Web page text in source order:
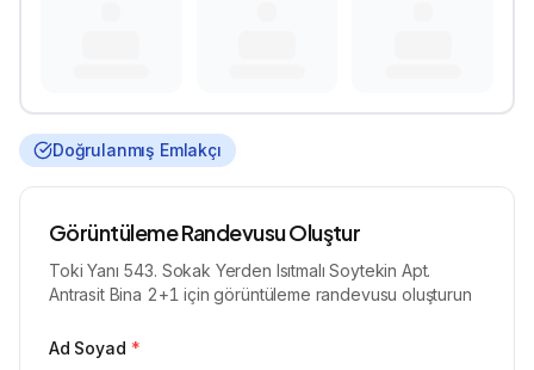
Doğrulanmış Emlakçı
Görüntüleme Randevusu Oluştur
Toki Yanı 543. Sokak Yerden Isıtmalı Soytekin Apt.
Antrasit Bina 2+1 için görüntüleme randevusu oluşturun
Ad Soyad *